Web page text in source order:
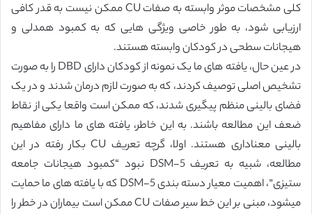
کلی مشخصات موثر وابسته به صفات CU ممکن نیست به قدر کافی
ارزیابی شود، به طور خاصی ویژگی هایی که به کمبود همدلی و
هیجانات سطحی در کودکان وابسته هستند.
در عین حال، یافته های ما یک نمونه از کودکان دارای DBD را به صورت
تشخیص اصلی توصیف کردند، که به صورت لازم درمان شدند و در یک
فضای بالینی منظم پیگیری شدند، که ممکن است واقعا یکی از نقاط
ضعف این مطالعه باشند. به این خاطر، یافته های ما دارای مفاهیم
بالینی معناداری هستند. اولا، گرچه تعریف CU بکار رفته در این
مطالعه، شبیه به تعریف DSM-5 نبود “کمبود هیجانات جامعه
ستیزی”، اهمیت معیار دسته بندی DSM-5 که با یافته های ما حمایت
میشود، مبنی بر این خط سیر صفات CU ممکن است بیماران در خطر را